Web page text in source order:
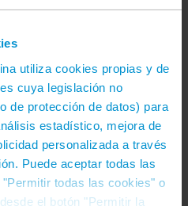
utiliza cookies propias y de
cuya legislación no
de protección de datos) para
estadístico, mejora de
personalizada a través
Puede aceptar todas las
todas las cookies" o
el botón "Permitir la